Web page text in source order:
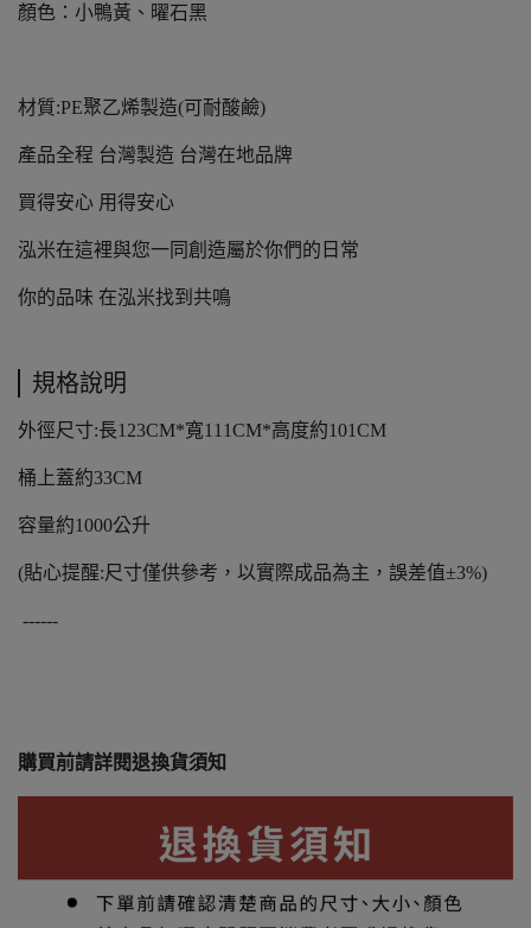
顏色：小鴨黃、曜石黑
材質:PE聚乙烯製造(可耐酸鹼)
產品全程 台灣製造 台灣在地品牌
買得安心 用得安心
泓米在這裡與您一同創造屬於你們的日常
你的品味 在泓米找到共鳴
規格說明
外徑尺寸:長123CM*寬111CM*高度約101CM
桶上蓋約33CM
容量約1000公升
(貼心提醒:尺寸僅供參考，以實際成品為主，誤差值±3%)
------
購買前請詳閱退換貨須知